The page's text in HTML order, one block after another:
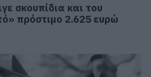
σκουπίδια και του
πρόστιμο 2.625 ευρώ